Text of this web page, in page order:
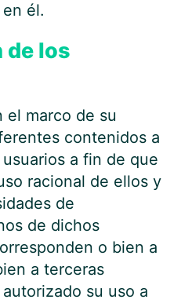
él.
de los
el marco de su
contenidos a
a fin de que
racional de ellos y
de
de dichos
o bien a
a terceras
su uso a